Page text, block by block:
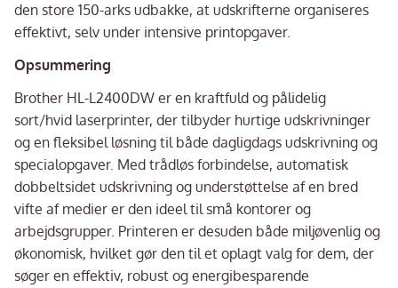
den store 150-arks udbakke, at udskrifterne organiseres
effektivt, selv under intensive printopgaver.
Opsummering
Brother HL-L2400DW er en kraftfuld og pålidelig
sort/hvid laserprinter, der tilbyder hurtige udskrivninger
og en fleksibel løsning til både dagligdags udskrivning og
specialopgaver. Med trådløs forbindelse, automatisk
dobbeltsidet udskrivning og understøttelse af en bred
vifte af medier er den ideel til små kontorer og
arbejdsgrupper. Printeren er desuden både miljøvenlig og
økonomisk, hvilket gør den til et oplagt valg for dem, der
søger en effektiv, robust og energibesparende